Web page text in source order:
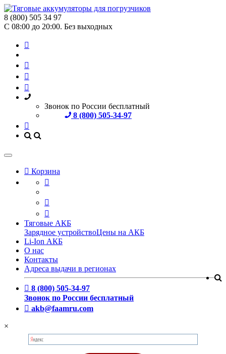
8 (800) 505 34 97
С 08:00 до 20:00. Без выходных
Звонок по России бесплатный
8 (800) 505-34-97
Корзина
Тяговые АКБ
Зарядное устройствоЦены на АКБ
Li-Ion АКБ
О нас
Контакты
Адреса выдачи в регионах
8 (800) 505-34-97
Звонок по России бесплатный
akb@faamru.com
×